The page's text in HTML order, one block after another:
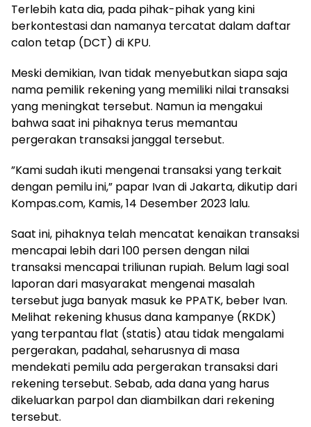
Terlebih kata dia, pada pihak-pihak yang kini
berkontestasi dan namanya tercatat dalam daftar
calon tetap (DCT) di KPU.
Meski demikian, Ivan tidak menyebutkan siapa saja
nama pemilik rekening yang memiliki nilai transaksi
yang meningkat tersebut. Namun ia mengakui
bahwa saat ini pihaknya terus memantau
pergerakan transaksi janggal tersebut.
”Kami sudah ikuti mengenai transaksi yang terkait
dengan pemilu ini,” papar Ivan di Jakarta, dikutip dari
Kompas.com, Kamis, 14 Desember 2023 lalu.
Saat ini, pihaknya telah mencatat kenaikan transaksi
mencapai lebih dari 100 persen dengan nilai
transaksi mencapai triliunan rupiah. Belum lagi soal
laporan dari masyarakat mengenai masalah
tersebut juga banyak masuk ke PPATK, beber Ivan.
Melihat rekening khusus dana kampanye (RKDK)
yang terpantau flat (statis) atau tidak mengalami
pergerakan, padahal, seharusnya di masa
mendekati pemilu ada pergerakan transaksi dari
rekening tersebut. Sebab, ada dana yang harus
dikeluarkan parpol dan diambilkan dari rekening
tersebut.